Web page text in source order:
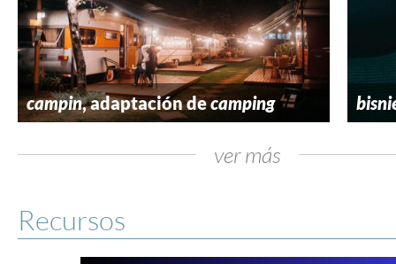
campin, adaptación decamping
ver más
Recursos